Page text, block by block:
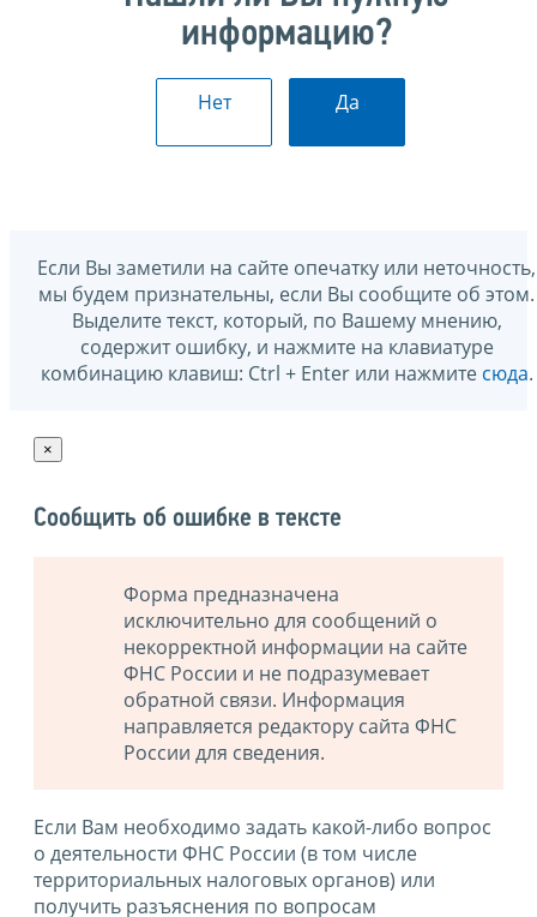
информацию?
Нет Да
Если Вы заметили на сайте опечатку или неточность,
мы будем признательны, если Вы сообщите об этом.
Выделите текст, который, по Вашему мнению,
содержит ошибку, и нажмите на клавиатуре
комбинацию клавиш: Ctrl + Enter или нажмите сюда.
×
Сообщить об ошибке в тексте
Форма предназначена
исключительно для сообщений о
некорректной информации на сайте
ФНС России и не подразумевает
обратной связи. Информация
направляется редактору сайта ФНС
России для сведения.
Если Вам необходимо задать какой-либо вопрос
о деятельности ФНС России (в том числе
территориальных налоговых органов) или
получить разъяснения по вопросам